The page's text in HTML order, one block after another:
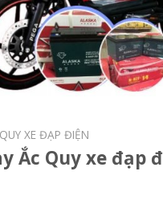
XE ĐẠP ĐIỆN
Ắc Quy xe đạp